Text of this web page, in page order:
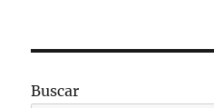
Buscar